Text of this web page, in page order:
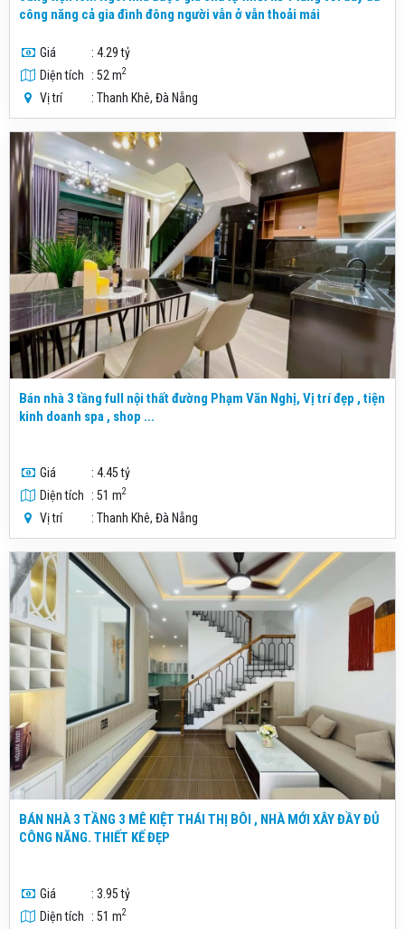
công năng cả gia đình đông người vẫn ở vẫn thoải mái
Giá
: 4.29 tỷ
Diện tích
: 52 m2
Vị trí : Thanh Khê, Đà Nẵng
Bán nhà 3 tầng full nội thất đường Phạm Văn Nghị, Vị trí đẹp , tiện
kinh doanh spa , shop ...
Giá
: 4.45 tỷ
Diện tích
: 51 m2
Vị trí : Thanh Khê, Đà Nẵng
BÁN NHÀ 3 TẦNG 3 MÊ KIỆT THÁI THỊ BÔI , NHÀ MỚI XÂY ĐẦY ĐỦ
CÔNG NĂNG. THIẾT KẾ ĐẸP
Giá
: 3.95 tỷ
Diện tích
: 51 m2